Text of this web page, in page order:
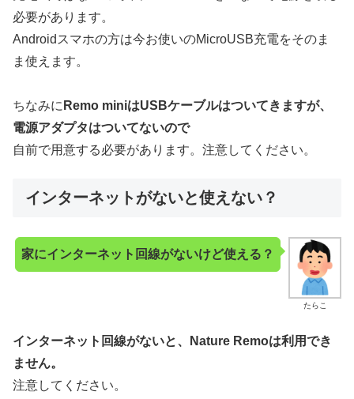
必要があります。
Androidスマホの方は今お使いのMicroUSB充電をそのま
ま使えます。
ちなみに Remo miniはUSBケーブルはついてきますが、
電源アダプタはついてないので
自前で用意する必要があります。注意してください。
インターネットがないと使えない？
たらこ
家にインターネット回線がないけど使える？
インターネット回線がないと、Nature Remoは利用でき
ません。
注意してください。